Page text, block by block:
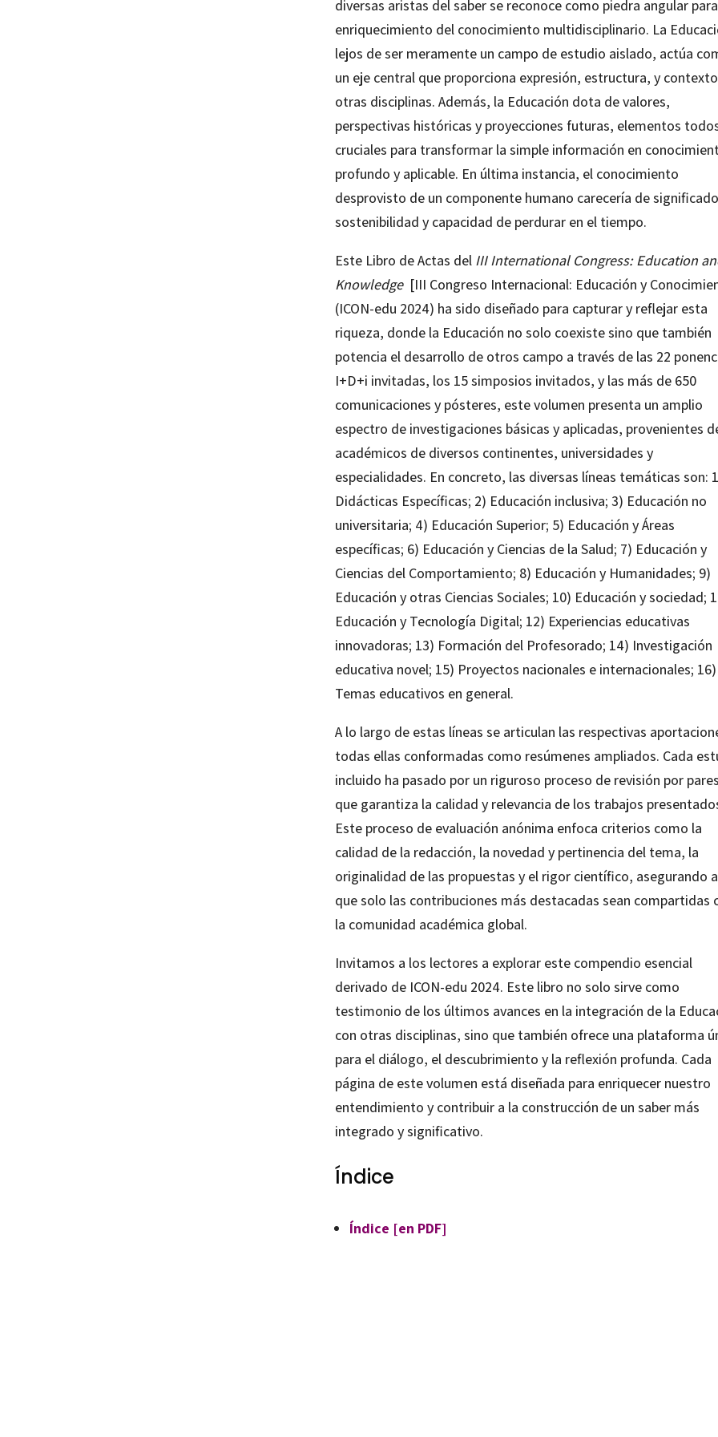
diversas aristas del saber se reconoce como piedra angular
enriquecimiento del conocimiento multidisciplinario. La
lejos de ser meramente un campo de estudio aislado, actúa
un eje central que proporciona expresión, estructura, y
otras disciplinas. Además, la Educación dota de valores,
perspectivas históricas y proyecciones futuras, elementos
cruciales para transformar la simple información en
profundo y aplicable. En última instancia, el conocimiento
desprovisto de un componente humano carecería de
sostenibilidad y capacidad de perdurar en el tiempo.
Este Libro de Actas delIII International Congress: Education
Knowledge[III Congreso Internacional: Educación y
(ICON-edu 2024) ha sido diseñado para capturar y reflejar esta
riqueza, donde la Educación no solo coexiste sino que también
potencia el desarrollo de otros campo a través de las 22
I+D+i invitadas, los 15 simposios invitados, y las más de 650
comunicaciones y pósteres, este volumen presenta un amplio
espectro de investigaciones básicas y aplicadas, provenientes
académicos de diversos continentes, universidades y
especialidades. En concreto, las diversas líneas temáticas son:
Didácticas Específicas; 2) Educación inclusiva; 3) Educación no
universitaria; 4) Educación Superior; 5) Educación y Áreas
específicas; 6) Educación y Ciencias de la Salud; 7) Educación y
Ciencias del Comportamiento; 8) Educación y Humanidades; 9)
Educación y otras Ciencias Sociales; 10) Educación y sociedad;
Educación y Tecnología Digital; 12) Experiencias educativas
innovadoras; 13) Formación del Profesorado; 14) Investigación
educativa novel; 15) Proyectos nacionales e internacionales; 16)
Temas educativos en general.
A lo largo de estas líneas se articulan las respectivas
todas ellas conformadas como resúmenes ampliados. Cada
incluido ha pasado por un riguroso proceso de revisión por
que garantiza la calidad y relevancia de los trabajos
Este proceso de evaluación anónima enfoca criterios como la
calidad de la redacción, la novedad y pertinencia del tema, la
originalidad de las propuestas y el rigor científico, asegurando
que solo las contribuciones más destacadas sean compartidas
la comunidad académica global.
Invitamos a los lectores a explorar este compendio esencial
derivado de ICON-edu 2024. Este libro no solo sirve como
testimonio de los últimos avances en la integración de la
con otras disciplinas, sino que también ofrece una plataforma
para el diálogo, el descubrimiento y la reflexión profunda. Cada
página de este volumen está diseñada para enriquecer nuestro
entendimiento y contribuir a la construcción de un saber más
integrado y significativo.
Índice
Índice [en PDF]